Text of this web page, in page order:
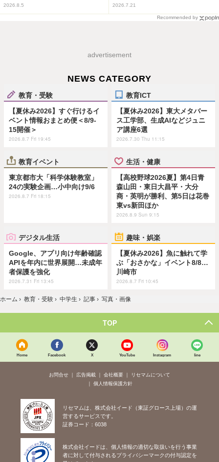
2026.8.5 2026.7.21
Recommended by
advertisement
NEWS CATEGORY
教育・受験
【夏休み2026】すぐ行けるイ
ベント情報おまとめ便＜8/9-
15開催＞
2026.8.7 Fri 19:45
教育ICT
【夏休み2026】東大メタバー
ス工学部、生成AIなどジュニ
ア講座6選
2026.7.30 Thu 11:15
教育イベント
東京都市大「科学体験教室」
24の実験企画…小中向け9/6
2026.8.7 Fri 18:15
生活・健康
【高校野球2026夏】第4日青
森山田・東日大昌平・大分
商・英明が勝利、第5日は花巻
東vs新田ほか
2026.8.9 Sun 9:15
デジタル生活
Google、アプリ向け年齢確認
APIを年内に世界展開…未成年
者保護を強化
2026.7.31 Fri 13:45
趣味・娯楽
【夏休み2026】魚に触れて学
ぶ「おさかな」イベント8/8…
川崎市
2026.8.7 Fri 10:45
ホーム › 教育・受験 › 中学生 › 記事 › 写真・画像
TOP
Home Facebook X YouTube Instagram line
お問合せ 広告掲載 会社概要
リセマムについて
個人情報保護方針
リセマムは、株式会社イード（東証グロース上場）の運
営するサービスです。
証券コード：6038
株式会社イードは、個人情報の適切な取扱いを行う事業
者に対して付与されるプライバシーマークの付与認定を